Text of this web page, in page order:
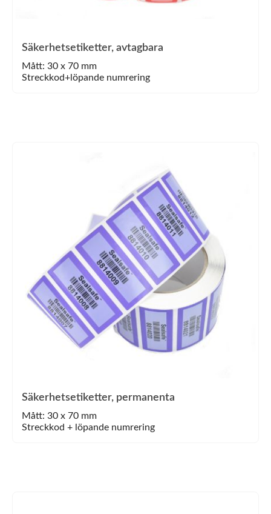
Säkerhetsetiketter, avtagbara
Mått: 30 x 70 mm
Streckkod+löpande numrering
Säkerhetsetiketter, permanenta
Mått: 30 x 70 mm
Streckkod + löpande numrering